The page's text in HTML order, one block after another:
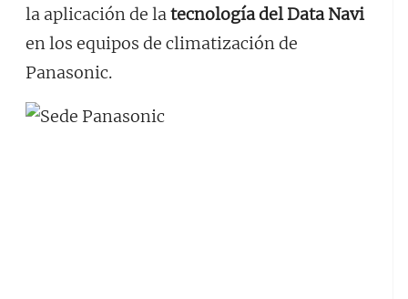
la aplicación de latecnología del Data Navi
en los equipos de climatización de
Panasonic.